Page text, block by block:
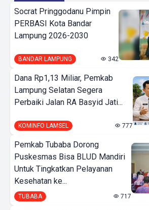
Socrat Pringgodanu Pimpin
PERBASI Kota Bandar
Lampung 2026-2030
BANDAR LAMPUNG 342
Dana Rp1,13 Miliar, Pemkab
Lampung Selatan Segera
Perbaiki Jalan RA Basyid Jati...
KOMINFO LAMSEL 777
Pemkab Tubaba Dorong
Puskesmas Bisa BLUD Mandiri
Untuk Tingkatkan Pelayanan
Kesehatan ke...
TUBABA 717